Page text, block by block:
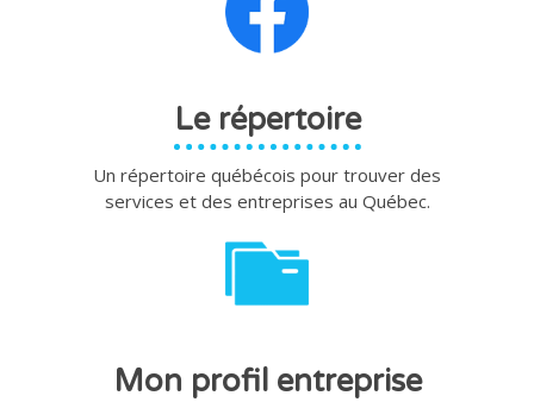
Le répertoire
Un répertoire québécois pour trouver des
services et des entreprises au Québec.
Mon profil entreprise